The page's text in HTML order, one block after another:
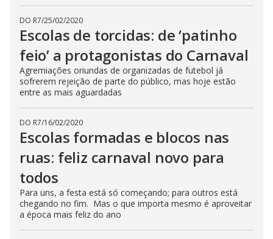
DO R7/25/02/2020
Escolas de torcidas: de ‘patinho
feio’ a protagonistas do Carnaval
Agremiações oriundas de organizadas de futebol já
sofrerem rejeição de parte do público, mas hoje estão
entre as mais aguardadas
DO R7/16/02/2020
Escolas formadas e blocos nas
ruas: feliz carnaval novo para
todos
Para uns, a festa está só começando; para outros está
chegando no fim. Mas o que importa mesmo é aproveitar
a época mais feliz do ano